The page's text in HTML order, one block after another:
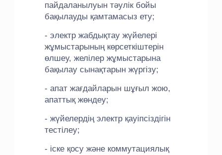
пайдаланылуын тәулік бойы
бақылауды қамтамасыз ету;
- электр жабдықтау жүйелері
жұмыстарының көрсеткіштерін
өлшеу, желілер жұмыстарына
бақылау сынақтарын жүргізу;
- апат жағдайларын шұғыл жою,
апаттық жөндеу;
- жүйелердің электр қауіпсіздігін
тестілеу;
- іске қосу және коммутациялық